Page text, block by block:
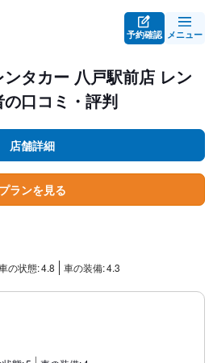
予約確認 メニュー
タカー 八戸駅前店 レン
口コミ・評判
店舗詳細
プランを見る
の状態:4.8 車の装備:4.3